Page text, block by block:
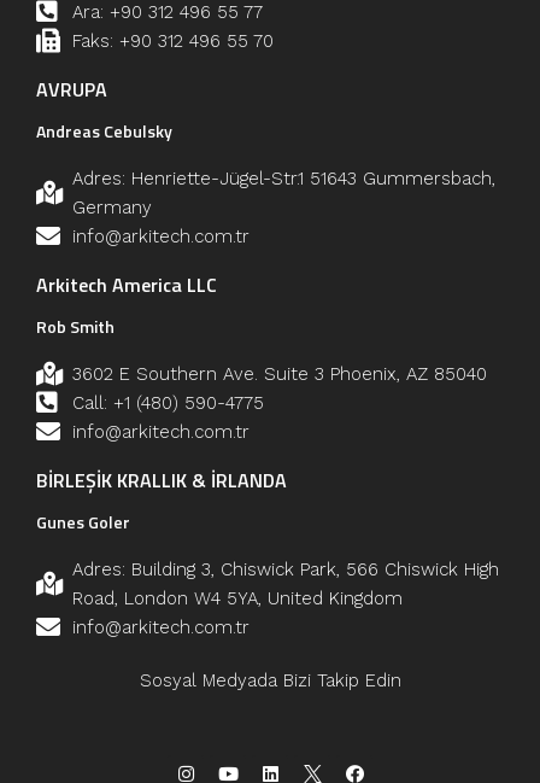
Ara: +90 312 496 55 77
Faks: +90 312 496 55 70
AVRUPA
Andreas Cebulsky
Adres: Henriette-Jügel-Str.1 51643 Gummersbach,
Germany
info@arkitech.com.tr
Arkitech America LLC
Rob Smith
3602 E Southern Ave. Suite 3 Phoenix, AZ 85040
Call: +1 (480) 590-4775
info@arkitech.com.tr
BİRLEŞİK KRALLIK & İRLANDA
Gunes Goler
Adres: Building 3, Chiswick Park, 566 Chiswick High
Road, London W4 5YA, United Kingdom
info@arkitech.com.tr
Sosyal Medyada Bizi Takip Edin